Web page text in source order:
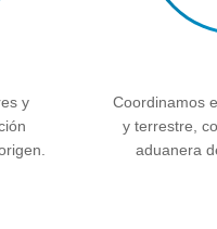
y
Coordinamos
y terrestre,
aduanera